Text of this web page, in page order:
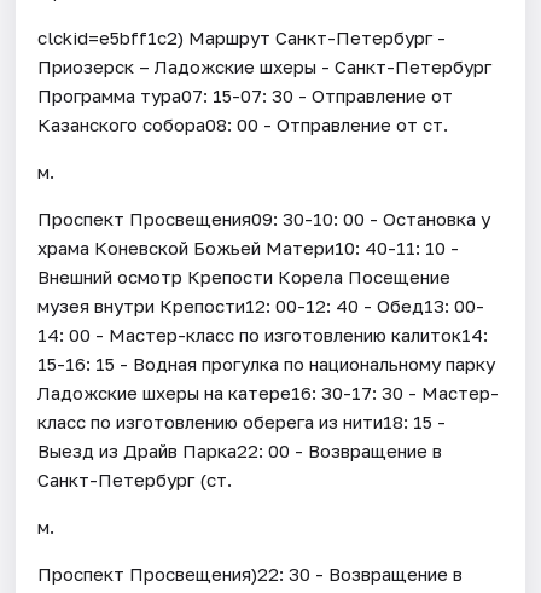
clckid=e5bff1c2) Маршрут Санкт-Петербург -
Приозерск – Ладожские шхеры - Санкт-Петербург
Программа тура07: 15-07: 30 - Отправление от
Казанского собора08: 00 - Отправление от ст.
м.
Проспект Просвещения09: 30-10: 00 - Остановка у
храма Коневской Божьей Матери10: 40-11: 10 -
Внешний осмотр Крепости Корела Посещение
музея внутри Крепости12: 00-12: 40 - Обед13: 00-
14: 00 - Мастер-класс по изготовлению калиток14:
15-16: 15 - Водная прогулка по национальному парку
Ладожские шхеры на катере16: 30-17: 30 - Мастер-
класс по изготовлению оберега из нити18: 15 -
Выезд из Драйв Парка22: 00 - Возвращение в
Санкт-Петербург (ст.
м.
Проспект Просвещения)22: 30 - Возвращение в